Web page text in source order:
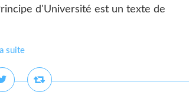
d'Université est un texte de
suite